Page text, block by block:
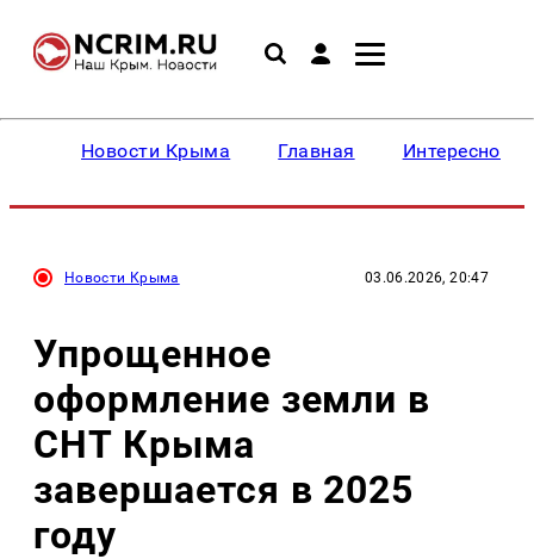
Новости Крыма Главная Интересное
Новости Крыма 03.06.2026, 20:47
Упрощенное
оформление земли в
СНТ Крыма
завершается в 2025
году